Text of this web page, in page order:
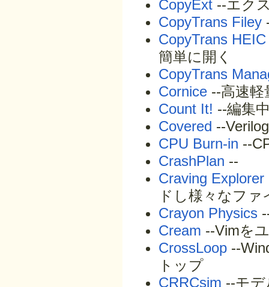
CopyExt --エク
CopyTrans Filey
CopyTrans
簡単に開く
CopyTrans
Cornice --高速
Count It! --編集
Covered --
CPU Burn-in --
CrashPlan --
Craving Explorer
ドし様々なフ
Crayon Physics
Cream --Vimを
CrossLoop --
トップ
CRRCsim --モ